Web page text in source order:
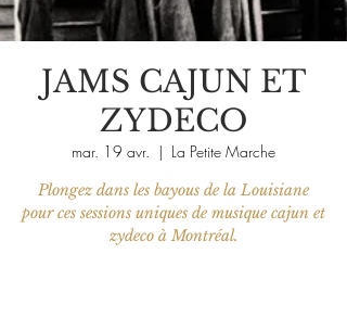
JAMS CAJUN ET
ZYDECO
mar. 19 avr.
  |
La Petite Marche
Plongez dans les bayous de la Louisiane
pour ces sessions uniques de musique cajun et
zydeco à Montréal.